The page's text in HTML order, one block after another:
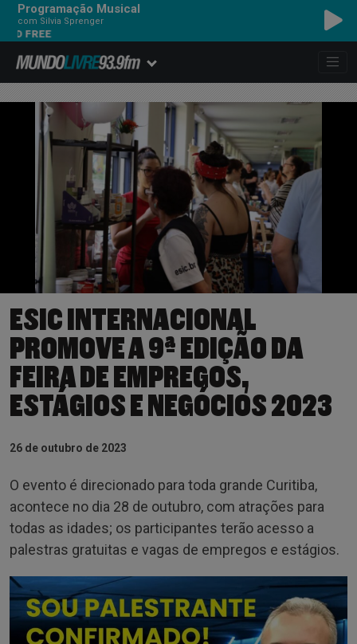
Programação Musical
com Silvia Sprenger
ESIC INTERNACIONAL
PROMOVE A 9ª EDIÇÃO DA
FEIRA DE EMPREGOS,
ESTÁGIOS E NEGÓCIOS 2023
26 de outubro de 2023
O evento é direcionado para toda grande Curitiba,
acontece no dia 28 de outubro, com atrações para
todas as idades; os participantes terão acesso a
palestras gratuitas e vagas de empregos e estágios.